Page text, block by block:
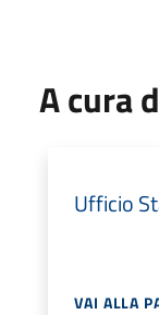
A cura
Ufficio
VAI ALLA